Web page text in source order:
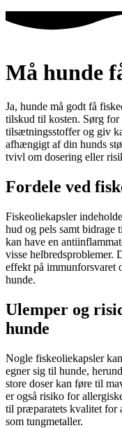
Må hunde
Ja, hunde må godt få
tilskud til kosten. Sørg
tilsætningsstoffer og giv
afhængigt af din hunds
tvivl om dosering eller
Fordele ved
Fiskeoliekapsler
hud og pels samt bidrage
kan have en
visse helbredsproblemer.
effekt på immunforsvaret
hunde.
Ulemper og
hunde
Nogle fiskeoliekapsler
egner sig til hunde,
store doser kan føre til
er også risiko for
til præparatets kvalitet for
som tungmetaller.